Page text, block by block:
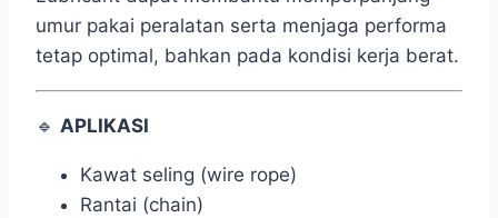
umur pakai peralatan serta menjaga performa
tetap optimal, bahkan pada kondisi kerja berat.
🔹 APLIKASI
Kawat seling (wire rope)
Rantai (chain)